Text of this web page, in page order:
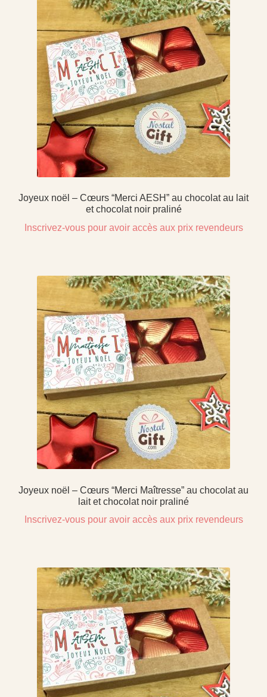
Joyeux noël – Cœurs “Merci AESH” au chocolat au lait
et chocolat noir praliné
Inscrivez-vous pour avoir accès aux prix revendeurs
Joyeux noël – Cœurs “Merci Maîtresse” au chocolat au
lait et chocolat noir praliné
Inscrivez-vous pour avoir accès aux prix revendeurs